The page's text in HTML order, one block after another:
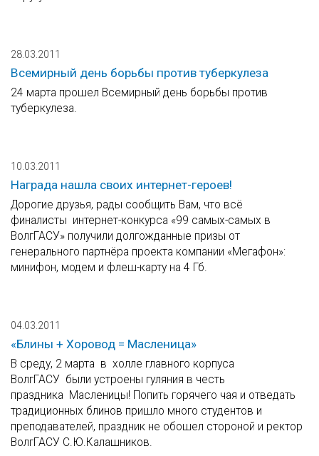
28.03.2011
Всемирный день борьбы против туберкулеза
24 марта прошел Всемирный день борьбы против
туберкулеза.
10.03.2011
Награда нашла своих интернет-героев!
Дорогие друзья, рады сообщить Вам, что всё
финалисты интернет-конкурса «99 самых-самых в
ВолгГАСУ» получили долгожданные призы от
генерального партнёра проекта компании «Мегафон»:
минифон, модем и флеш-карту на 4 Гб.
04.03.2011
«Блины + Хоровод = Масленица»
В среду, 2 марта в холле главного корпуса
ВолгГАСУ были устроены гуляния в честь
праздника Масленицы! Попить горячего чая и отведать
традиционных блинов пришло много студентов и
преподавателей, праздник не обошел стороной и ректор
ВолгГАСУ С.Ю.Калашников.